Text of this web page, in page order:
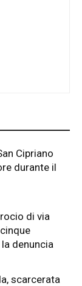
Cipriano
durante il
di via
denuncia
scarcerata